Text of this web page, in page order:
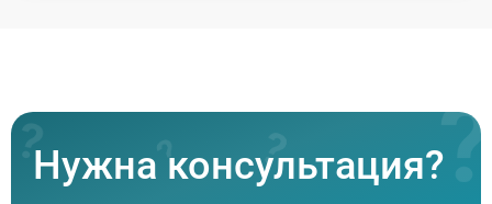
Нужна консультация?